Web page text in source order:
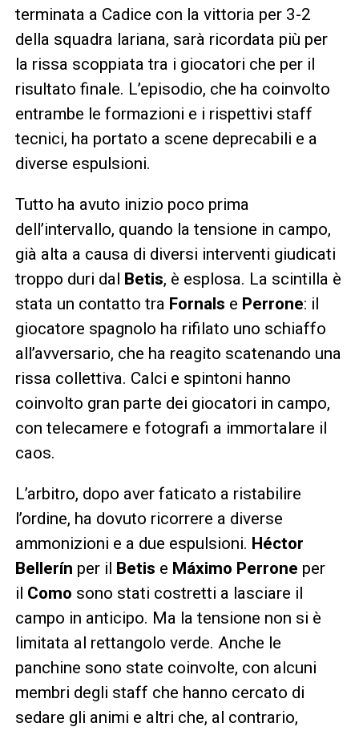
terminata a Cadice con la vittoria per 3-2
della squadra lariana, sarà ricordata più per
la rissa scoppiata tra i giocatori che per il
risultato finale. L’episodio, che ha coinvolto
entrambe le formazioni e i rispettivi staff
tecnici, ha portato a scene deprecabili e a
diverse espulsioni.
Tutto ha avuto inizio poco prima
dell’intervallo, quando la tensione in campo,
già alta a causa di diversi interventi giudicati
troppo duri dal Betis, è esplosa. La scintilla è
stata un contatto tra Fornals e Perrone: il
giocatore spagnolo ha rifilato uno schiaffo
all’avversario, che ha reagito scatenando una
rissa collettiva. Calci e spintoni hanno
coinvolto gran parte dei giocatori in campo,
con telecamere e fotografi a immortalare il
caos.
L’arbitro, dopo aver faticato a ristabilire
l’ordine, ha dovuto ricorrere a diverse
ammonizioni e a due espulsioni. Héctor
Bellerín per il Betis e Máximo Perrone per
il Como sono stati costretti a lasciare il
campo in anticipo. Ma la tensione non si è
limitata al rettangolo verde. Anche le
panchine sono state coinvolte, con alcuni
membri degli staff che hanno cercato di
sedare gli animi e altri che, al contrario,